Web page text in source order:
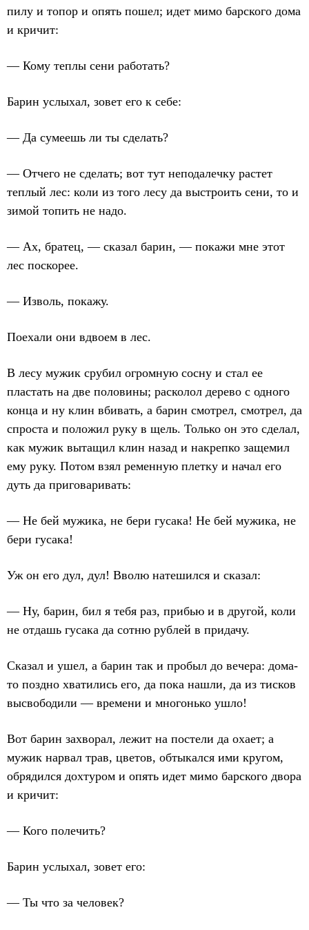
пилу и топор и опять пошел; идет мимо барского дома
и кричит:
— Кому теплы сени работать?
Барин услыхал, зовет его к себе:
— Да сумеешь ли ты сделать?
— Отчего не сделать; вот тут неподалечку растет
теплый лес: коли из того лесу да выстроить сени, то и
зимой топить не надо.
— Ах, братец, — сказал барин, — покажи мне этот
лес поскорее.
— Изволь, покажу.
Поехали они вдвоем в лес.
В лесу мужик срубил огромную сосну и стал ее
пластать на две половины; расколол дерево с одного
конца и ну клин вбивать, а барин смотрел, смотрел, да
спроста и положил руку в щель. Только он это сделал,
как мужик вытащил клин назад и накрепко защемил
ему руку. Потом взял ременную плетку и начал его
дуть да приговаривать:
— Не бей мужика, не бери гусака! Не бей мужика, не
бери гусака!
Уж он его дул, дул! Вволю натешился и сказал:
— Ну, барин, бил я тебя раз, прибью и в другой, коли
не отдашь гусака да сотню рублей в придачу.
Сказал и ушел, а барин так и пробыл до вечера: дома-
то поздно хватились его, да пока нашли, да из тисков
высвободили — времени и многонько ушло!
Вот барин захворал, лежит на постели да охает; а
мужик нарвал трав, цветов, обтыкался ими кругом,
обрядился дохтуром и опять идет мимо барского двора
и кричит:
— Кого полечить?
Барин услыхал, зовет его:
— Ты что за человек?